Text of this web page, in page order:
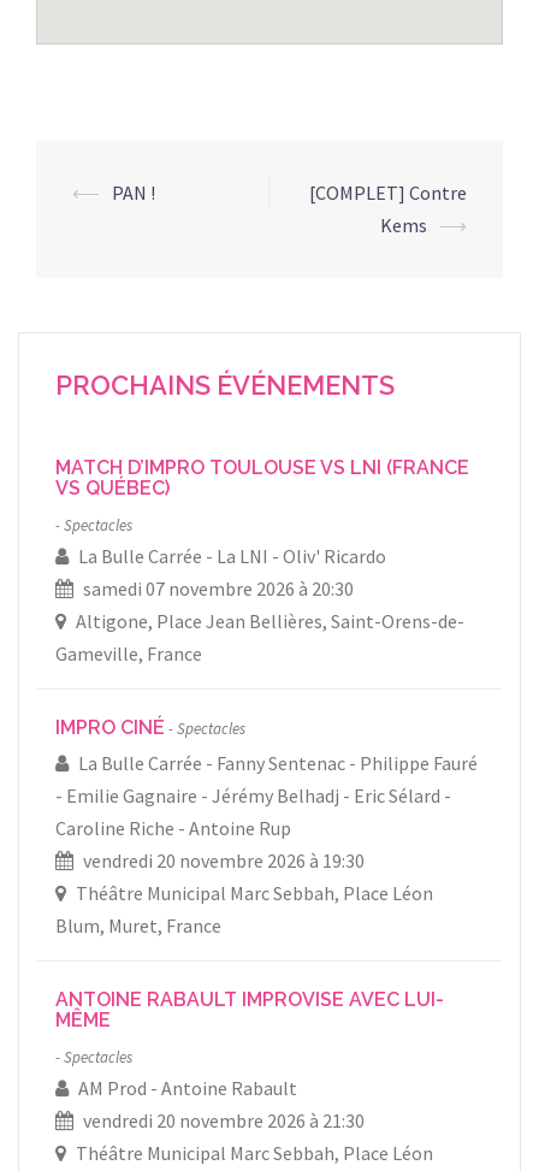
Navigation
⟵ PAN !
[COMPLET] Contre
Kems ⟶
PROCHAINS ÉVÉNEMENTS
MATCH D’IMPRO TOULOUSE VS LNI (FRANCE
VS QUÉBEC)
Spectacles
La Bulle Carrée La LNI
Oliv' Ricardo
samedi 07 novembre 2026 à 20:30
Altigone, Place Jean Bellières, Saint-Orens-de-
Gameville, France
IMPRO CINÉ Spectacles
La Bulle Carrée Fanny Sentenac
Philippe Fauré
Emilie Gagnaire
Jérémy Belhadj
Eric Sélard
Caroline Riche
Antoine Rup
vendredi 20 novembre 2026 à 19:30
Théâtre Municipal Marc Sebbah, Place Léon
Blum, Muret, France
ANTOINE RABAULT IMPROVISE AVEC LUI-
MÊME
Spectacles
AM Prod
Antoine Rabault
vendredi 20 novembre 2026 à 21:30
Théâtre Municipal Marc Sebbah, Place Léon